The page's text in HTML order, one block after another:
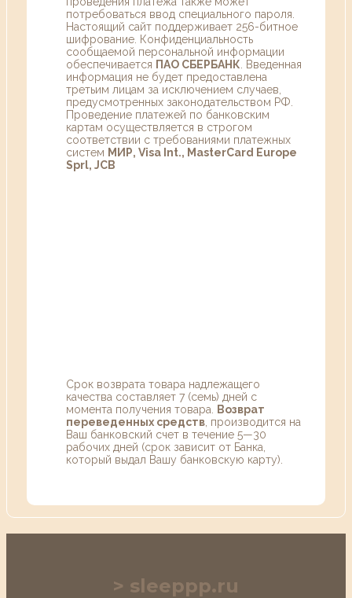
потребоваться ввод специального пароля.
Настоящий сайт поддерживает 256-битное
шифрование. Конфиденциальность
сообщаемой персональной информации
обеспечивается ПАО СБЕРБАНК . Введенная
информация не будет предоставлена
третьим лицам за исключением случаев,
предусмотренных законодательством РФ.
Проведение платежей по банковским
картам осуществляется в строгом
соответствии с требованиями платежных
систем МИР, Visa Int., MasterCard Europe
Sprl, JCB
Срок возврата товара надлежащего
качества составляет 7 (семь) дней с
момента получения товара.
Возврат
переведенных средств , производится на
Ваш банковский счет в течение 5—30
рабочих дней (срок зависит от Банка,
который выдал Вашу банковскую карту).
sleeppp.ru